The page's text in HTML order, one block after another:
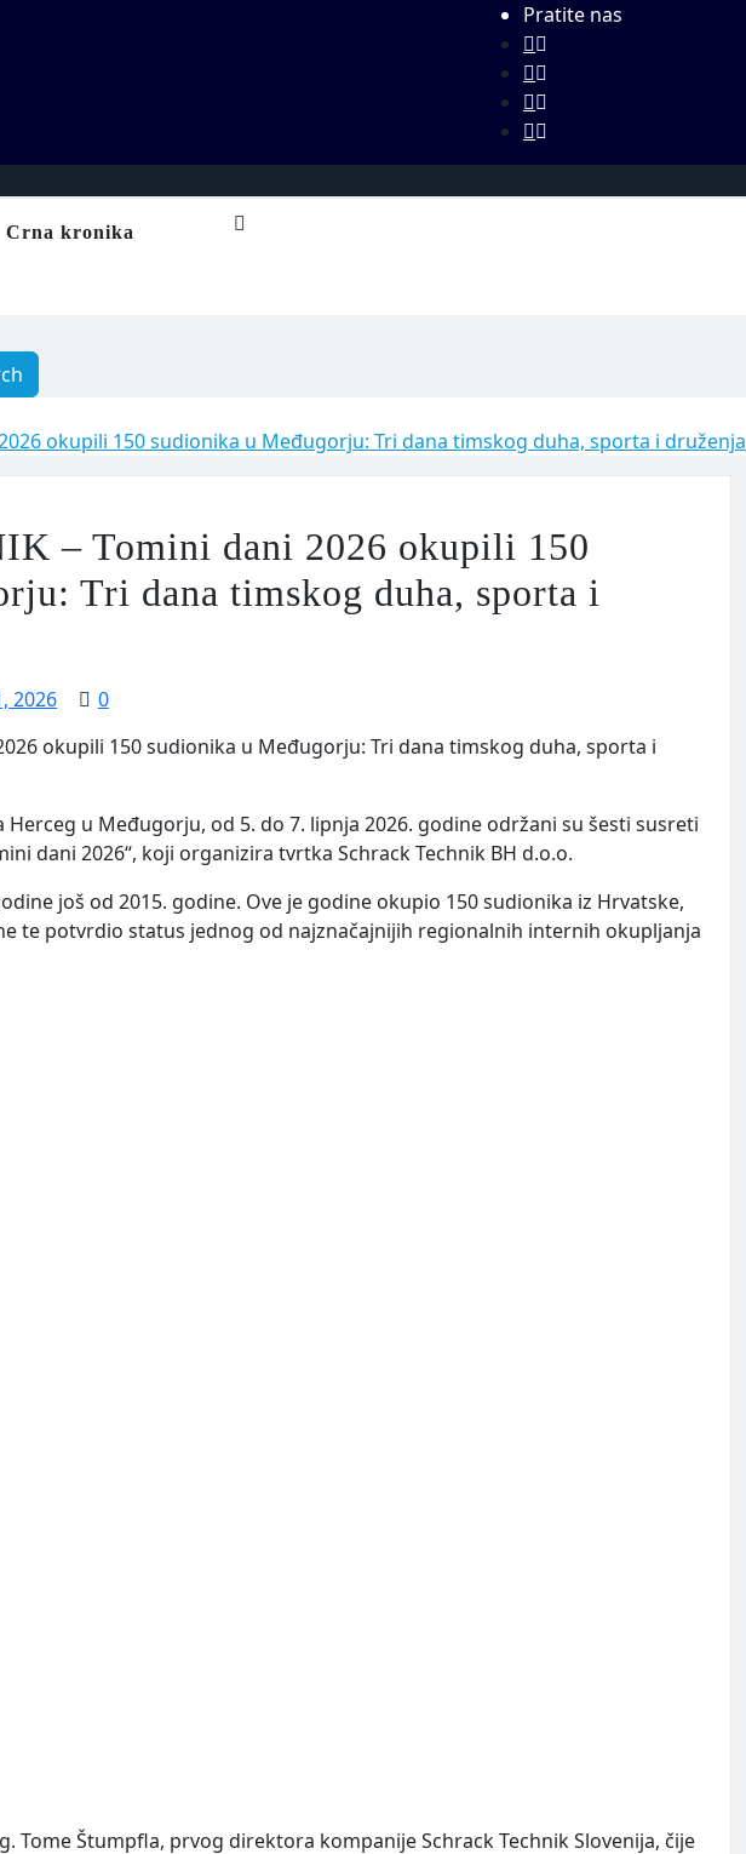
Pratite nas
Crna kronika
2026 okupili 150 sudionika u Međugorju: Tri dana timskog duha, sporta i druženja
– Tomini dani 2026 okupili 150
Tri dana timskog duha, sporta i
2026 0
u Međugorju, od 5. do 7. lipnja 2026. godine održani su šesti susreti
dani 2026“, koji organizira tvrtka Schrack Technik BH d.o.o.
još od 2015. godine. Ove je godine okupio 150 sudionika iz Hrvatske,
te potvrdio status jednog od najznačajnijih regionalnih internih okupljanja
Tome Štumpfla, prvog direktora kompanije Schrack Technik Slovenija, čije